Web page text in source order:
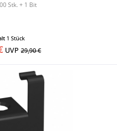
Stk. + 1 Bit
1 Stück
UVP 29,90 €